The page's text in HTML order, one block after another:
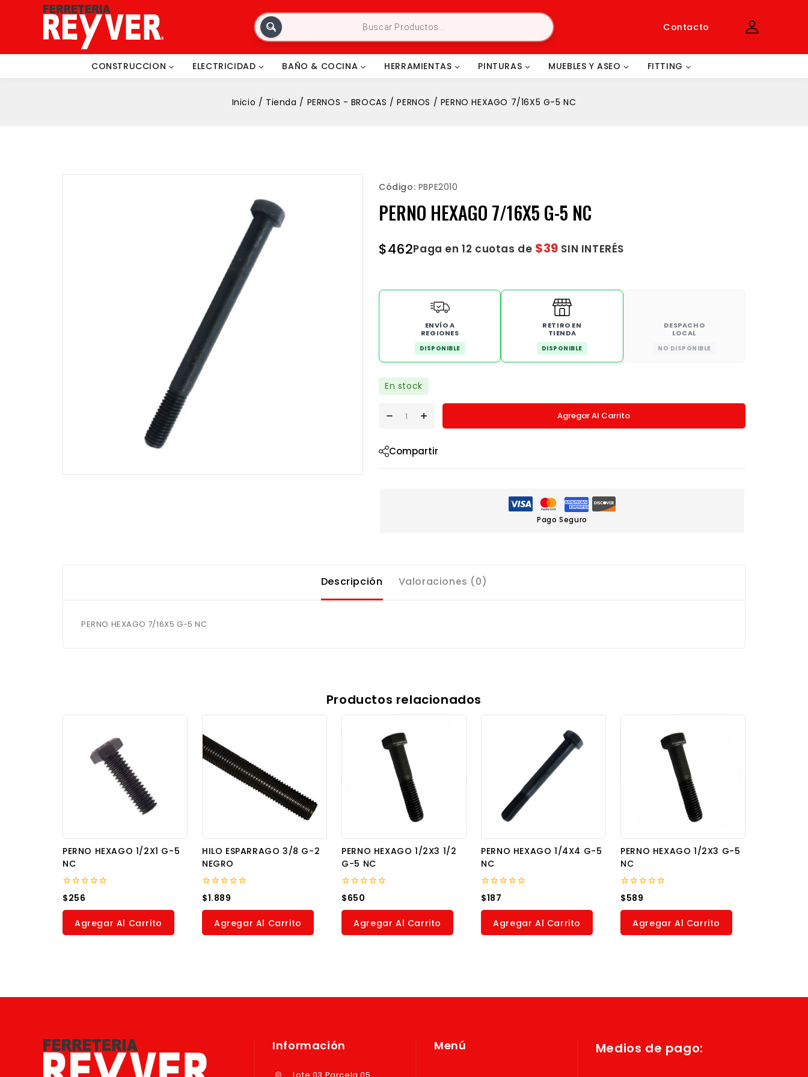
Contacto
CONSTRUCCION ELECTRICIDAD BAÑO & COCINA HERRAMIENTAS PINTURAS MUEBLES Y ASEO FITTING
Inicio / Tienda / PERNOS - BROCAS / PERNOS / PERNO HEXAGO 7/16X5 G-5 NC
Código: PBPE2010
PERNO HEXAGO 7/16X5 G-5 NC
$462Paga en 12 cuotas de $39 SIN INTERÉS
ENVÍO A
REGIONES
DISPONIBLE
RETIRO EN
TIENDA
DISPONIBLE
DESPACHO
LOCAL
NO DISPONIBLE
En stock
Agregar Al Carrito
Compartir
Pago Seguro
Descripción Valoraciones (0)
PERNO HEXAGO 7/16X5 G-5 NC
Productos relacionados
PERNO HEXAGO 1/2X1 G-5
NC
0
out
of
$256
Agregar Al Carrito
HILO ESPARRAGO 3/8 G-2
NEGRO
0
out
of
$1.889
Agregar Al Carrito
PERNO HEXAGO 1/2X3 1/2
G-5 NC
0
out
of
$650
Agregar Al Carrito
PERNO HEXAGO 1/4X4 G-5
NC
0
out
of
$187
Agregar Al Carrito
PERNO HEXAGO 1/2X3 G-5
NC
0
out
of
$589
Agregar Al Carrito
Información Menú Medios de pago: